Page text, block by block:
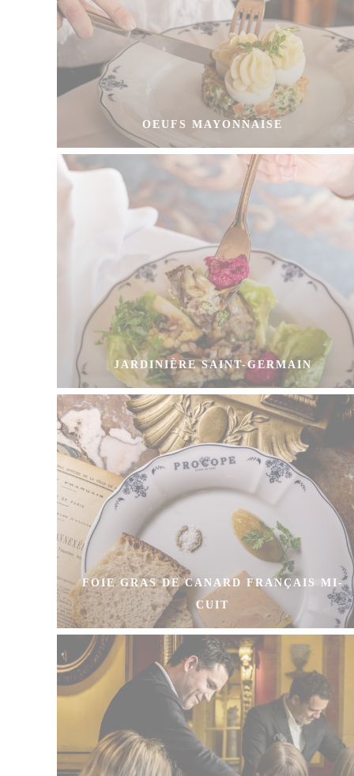
OEUFS MAYONNAISE
JARDINIÈRE SAINT-GERMAIN
FOIE GRAS DE CANARD FRANÇAIS MI-
CUIT